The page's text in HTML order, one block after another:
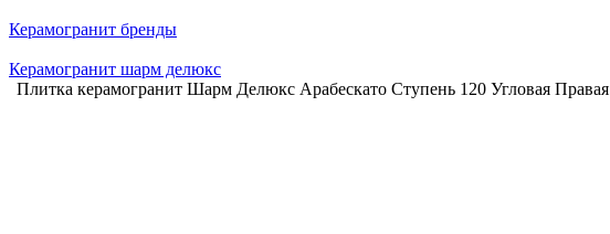
Керамогранит бренды
Керамогранит шарм делюкс
Плитка керамогранит Шарм Делюкс Арабескато Ступень 120 Угловая Правая